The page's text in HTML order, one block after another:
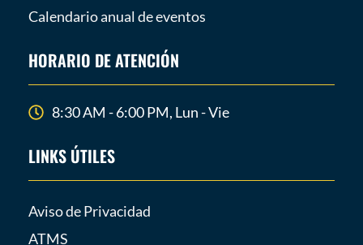
Calendario anual de eventos
HORARIO DE ATENCIÓN
8:30 AM - 6:00 PM, Lun - Vie
LINKS ÚTILES
Aviso de Privacidad
ATMS